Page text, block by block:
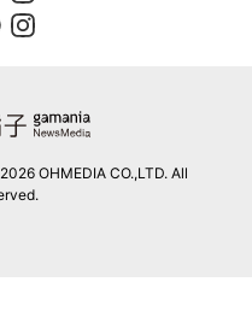
OHMEDIA CO.,LTD. All